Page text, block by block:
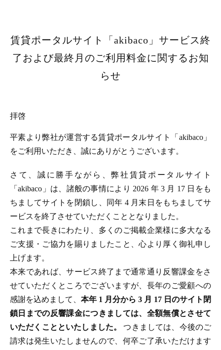
賃貸ポータルサイト「akibaco」サービス終
了および最終月のご利用料金に関するお知
らせ
拝啓
平素より弊社が運営する賃貸ポータルサイト「akibaco」
をご利用いただき、誠にありがとうございます。
さて、誠に勝手ながら、弊社賃貸ポータルサイト
「akibaco」は、諸般の事情により 2026 年 3 月 17 日をも
ちましてサイトを閉鎖し、同年 4 月末日をもちましてサ
ービスを終了させていただくこととなりました。
これまで長きにわたり、多くのご掲載企業様に多大なる
ご支援・ご協力を賜りましたこと、心より厚く御礼申し
上げます。
本来であれば、サービス終了まで通常通り反響課金をさ
せていただくところでございますが、長年のご愛顧への
感謝を込めまして、 本年 1 月分から 3 月 17 日のサイト閉
鎖日までの反響課金につきましては、全額無償とさせて
いただくことといたしました。つきましては、今後のご
請求は発生いたしませんので、何卒ご了承いただけます